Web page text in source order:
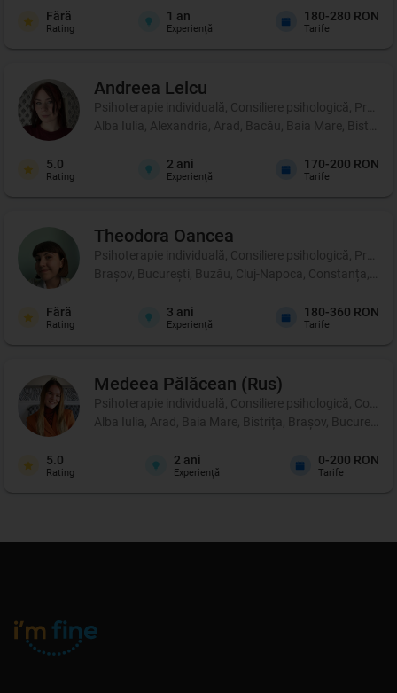
Fără
Rating
1 an
Experienţă
180-280 RON
Tarife
Andreea Lelcu
Psihoterapie individuală, Consiliere psihologică, Profil
Alba Iulia, Alexandria, Arad, Bacău, Baia Mare,
5.0
Rating
2 ani
Experienţă
170-200 RON
Tarife
Theodora Oancea
Psihoterapie individuală, Consiliere psihologică, Profil
Brașov, București, Buzău, Cluj-Napoca, Constanța,
Fără
Rating
3 ani
Experienţă
180-360 RON
Tarife
Medeea Pălăcean (Rus)
Psihoterapie individuală, Consiliere psihologică,
Alba Iulia, Arad, Baia Mare, Bistrița, Brașov, București,
5.0
Rating
2 ani
Experienţă
0-200 RON
Tarife